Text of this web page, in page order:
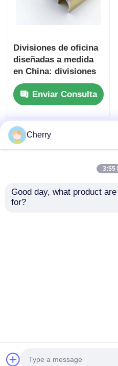
Divisiones de oficina
diseñadas a medida
en China: divisiones
de vidrio extruido con
perfiles de aluminio.
Enviar Consulta
De China.Copyright ©
Cherry
3:55
Good day, what product
for?